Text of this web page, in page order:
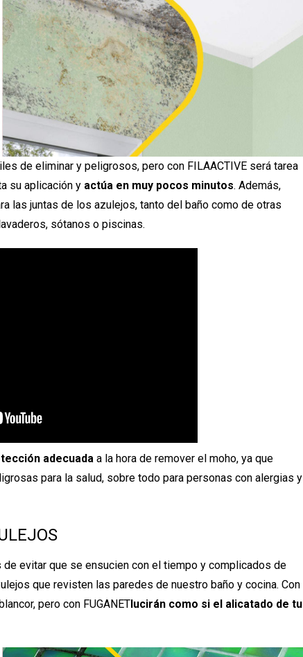
de eliminar y peligrosos, pero con FILAACTIVE será tarea
su aplicación y actúa en muy pocos minutos. Además,
las juntas de los azulejos, tanto del baño como de otras
sótanos o piscinas.
adecuada a la hora de remover el moho, ya que
para la salud, sobre todo para personas con alergias y
evitar que se ensucien con el tiempo y complicados de
que revisten las paredes de nuestro baño y cocina. Con
pero con FUGANETlucirán como si el alicatado de tu